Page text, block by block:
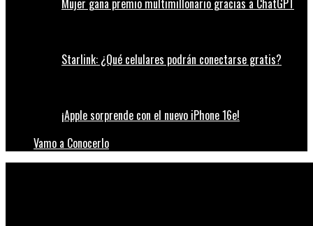
Mujer gana premio multimillonario gracias a ChatGPT
Starlink: ¿Qué celulares podrán conectarse gratis?
¡Apple sorprende con el nuevo iPhone 16e!
Vamo a Conocerlo